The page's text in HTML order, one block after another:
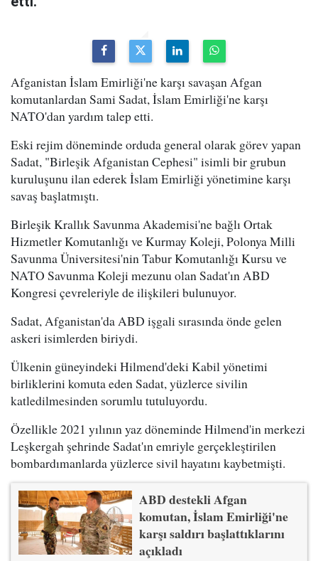
Afganistan İslam Emirliği'ne karşı savaşan Afgan
komutanlardan Sami Sadat, İslam Emirliği'ne karşı
NATO'dan yardım talep etti.
Eski rejim döneminde orduda general olarak görev yapan
Sadat, "Birleşik Afganistan Cephesi" isimli bir grubun
kuruluşunu ilan ederek İslam Emirliği yönetimine karşı
savaş başlatmıştı.
Birleşik Krallık Savunma Akademisi'ne bağlı Ortak
Hizmetler Komutanlığı ve Kurmay Koleji, Polonya Milli
Savunma Üniversitesi'nin Tabur Komutanlığı Kursu ve
NATO Savunma Koleji mezunu olan Sadat'ın ABD
Kongresi çevreleriyle de ilişkileri bulunuyor.
Sadat, Afganistan'da ABD işgali sırasında önde gelen
askeri isimlerden biriydi.
Ülkenin güneyindeki Hilmend'deki Kabil yönetimi
birliklerini komuta eden Sadat, yüzlerce sivilin
katledilmesinden sorumlu tutuluyordu.
Özellikle 2021 yılının yaz döneminde Hilmend'in merkezi
Leşkergah şehrinde Sadat'ın emriyle gerçekleştirilen
bombardımanlarda yüzlerce sivil hayatını kaybetmişti.
ABD destekli Afgan
komutan, İslam Emirliği'ne
karşı saldırı başlattıklarını
açıkladı